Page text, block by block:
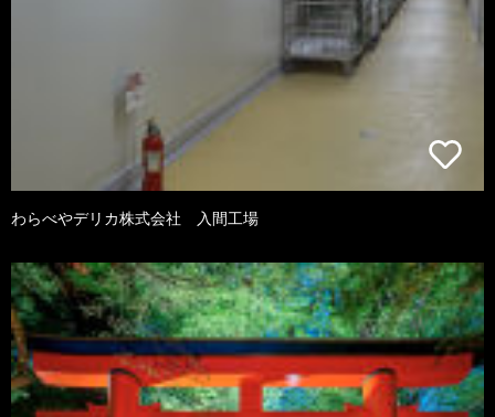
わらべやデリカ株式会社 入間工場